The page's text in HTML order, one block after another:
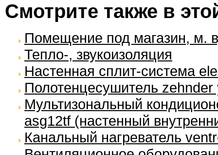
Смотрите также в
Помещение под магазин, м.
Тепло-, звукоизоляция
Настенная сплит-система
Полотенцесушитель
Мультизональный
asg12tf (настенный
Канальный нагреватель